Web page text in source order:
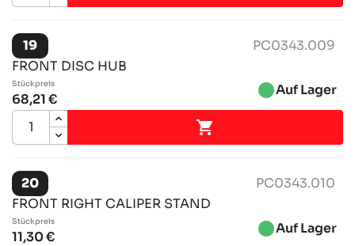
19
PC0343.009
FRONT DISC HUB
Stückpreis
68,21 € brightness_1Auf Lager

20
PC0343.010
FRONT RIGHT CALIPER STAND
Stückpreis
11,30 € brightness_1Auf Lager